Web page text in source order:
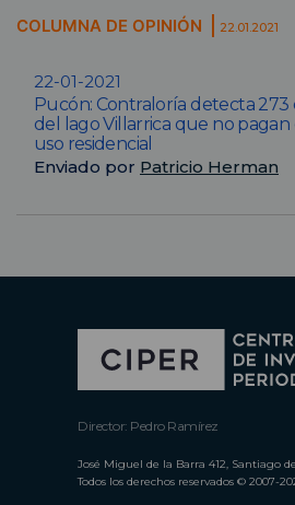
COLUMNA DE OPINIÓN 22.01.2021
22-01-2021
Pucón: Contraloría detecta 273
del lago Villarrica que no
uso residencial
Enviado por Patricio Herman
Director: Pedro Ramírez
José Miguel de la Barra 412, Santiago
Todos los derechos reservados © 2007-